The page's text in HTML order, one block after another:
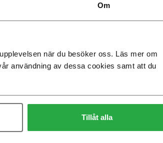
Om
när du besöker oss. Läs mer om
användning av dessa cookies samt att du
Tillåt alla
Vit laminat, Björk naturlack
- + Lägg